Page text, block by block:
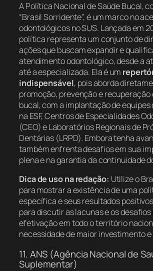
A Política Nacional de Saúde Bucal,
“Brasil Sorridente”, é um marco no
odontológicos no SUS. Lançada em
política representa um conjunto de
ações que buscam expandir e
atendimento odontológico, desde a
até a especializada. Ela é um
indispensável, pois aborda
promoção, prevenção e recuperação
bucal, com a implantação de equipes
na ESF, Centros de Especialidades
(CEO) e Laboratórios Regionais de
Dentárias (LRPD). Embora tenha
também enfrenta desafios em sua
plena e na garantia da continuidade
Dica de uso na redação: Utilize o
para mostrar a existência de uma
específica e seus resultados
para discutir as lacunas e os desafios
efetivação em todo o território
necessidade de maior investimento
11. ANS (Agência Nacional de
Suplementar)